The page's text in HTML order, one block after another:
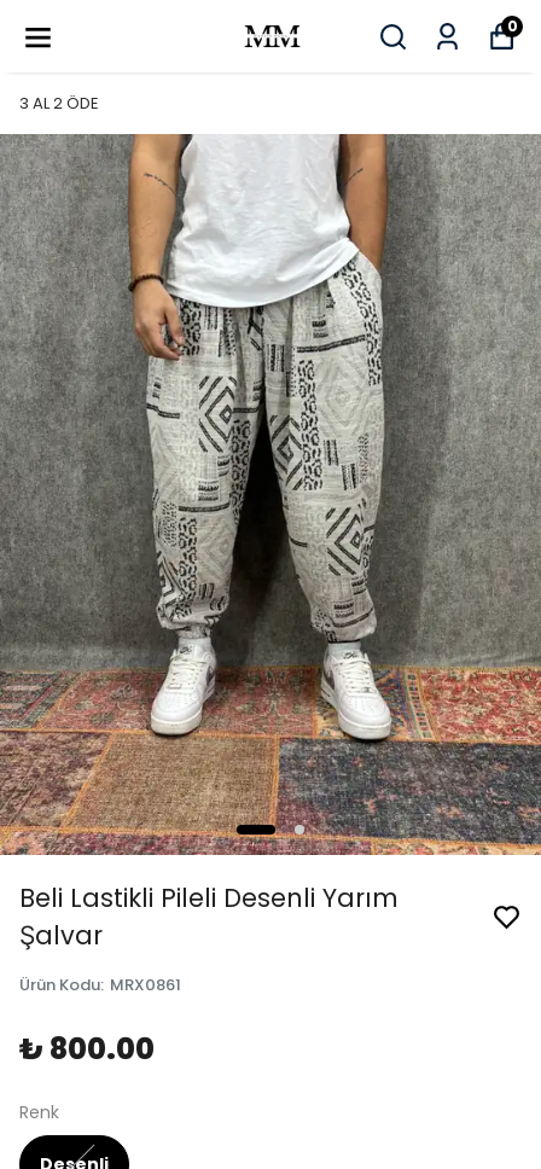
0
3 AL 2 ÖDE
Beli Lastikli Pileli Desenli Yarım
Şalvar
Ürün Kodu: MRX0861
₺ 800.00
Renk